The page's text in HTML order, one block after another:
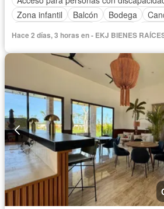
Zona infantil
Balcón Bodega
Electricidad
Estacionamiento
Sala polivalente Seguridad
Zonas verdes
Sin amueblar
Hace 2 días, 3 horas en - EKJ BIENES